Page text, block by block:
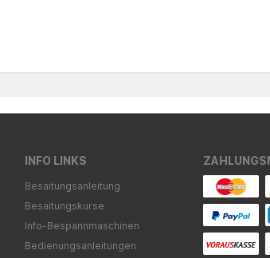
INFO LINKS
Besaitungsanleitung
Besaitungskurse
Info-Bespannmaschinen
Bedienungsanleitungen